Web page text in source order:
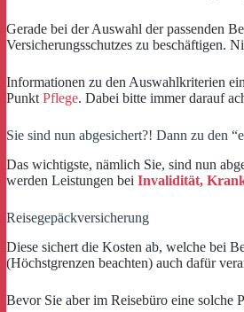
Gerade bei der Auswahl der passenden
Versicherungsschutzes zu beschäftigen.
Informationen zu den Auswahlkriterien
Punkt Pflege. Dabei bitte immer darauf
Sie sind nun abgesichert?! Dann zu den
Das wichtigste, nämlich Sie, sind nun
werden Leistungen bei Invalidität,
Reisegepäckversicherung
Diese sichert die Kosten ab, welche bei
(Höchstgrenzen beachten) auch dafür
Bevor Sie aber im Reisebüro eine solche